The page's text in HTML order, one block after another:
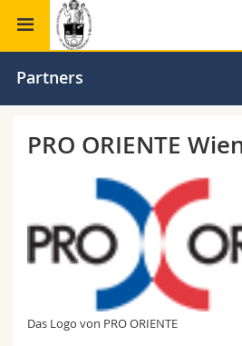
University
Research
University
Continuing education
Theology
Law
Management, Economics and
Humanities
Prospective students
Medias
Ressources
Maps/Orientation
Faculty of theology Study
Partners
PRO ORIENTE
Das Logo von PRO ORIENTE